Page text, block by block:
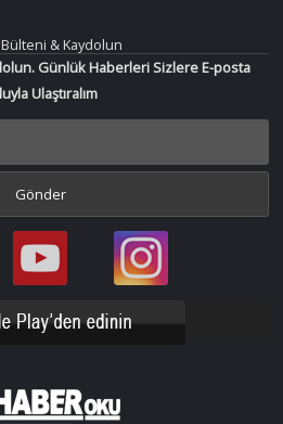
& Kaydolun
Günlük Haberleri Sizlere E-posta
Ulaştıralım
Bir
Haber
YouTube
Bir
Haber
Instagram